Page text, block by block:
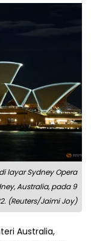
layar Sydney Opera
Australia, pada 9
(Reuters/Jaimi Joy)
Australia,